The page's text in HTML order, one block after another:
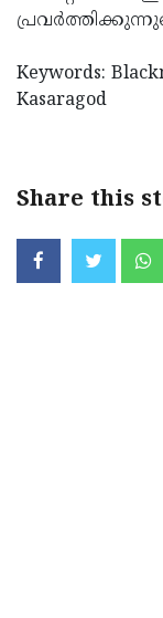
Keywords:
Kasaragod
Share this